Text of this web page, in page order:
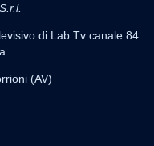
di Lab Tv canale 84
(AV)